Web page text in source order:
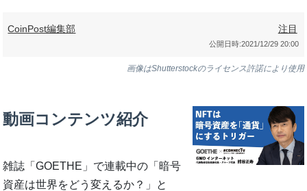
CoinPost編集部 注目
公開日時:2021/12/29 20:00
画像はShutterstockのライセンス許諾により使用
動画コンテンツ紹介
雑誌「GOETHE」で連載中の「暗号
資産は世界をどう変えるか？」と